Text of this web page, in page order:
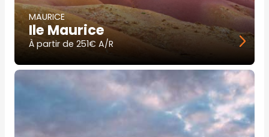
MAURICE
Ile Maurice
À partir de251€ A/R
Image
principale